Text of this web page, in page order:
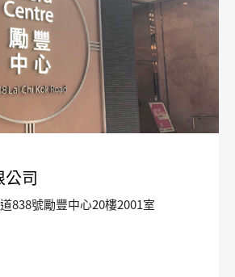
司
838號勵豐中心20樓2001室